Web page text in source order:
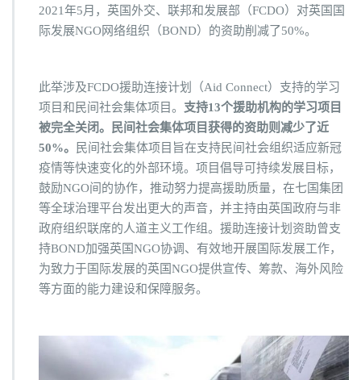
2021年5月，英国外交、联邦和发展部（FCDO）对英国国
际发展NGO网络组织（BOND）的资助削减了50%。
此举涉及FCDO援助连接计划（Aid Connect）支持的学习
项目和民间社会集体项目。 支持13个援助机构的学习项目
被完全关闭。民间社会集体项目获得的资助则减少了近
50%。
民间社会集体项目旨在支持民间社会组织适应新冠
疫情等快速变化的外部环境。项目倡导可持续发展目标，
鼓励NGO间的协作，推动努力提高援助质量，在七国集团
等全球治理平台发出更大的声音，并主持由英国政府与非
政府组织联席的人道主义工作组。援助连接计划资助曾支
持BOND加强英国NGO协调、有效地开展国际发展工作，
为致力于国际发展的英国NGO提供宣传、筹款、海外风险
等方面的能力建设和保障服务。